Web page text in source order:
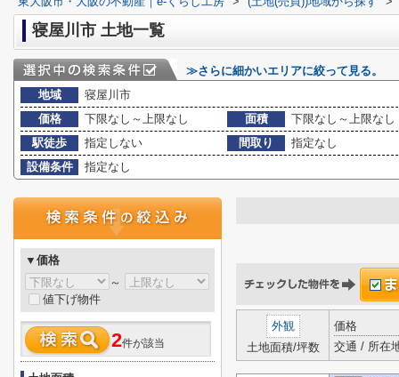
寝屋川市 土地一覧
≫さらに細かいエリアに絞って見る。
地域
寝屋川市
価格
下限なし～上限なし 面積
下限なし～上限なし
駅徒歩
指定しない 間取り
指定なし
設備条件
指定なし
外観
土地面積/坪数
価格
交通 / 所在
▼価格
～
値下げ物件
2件が該当